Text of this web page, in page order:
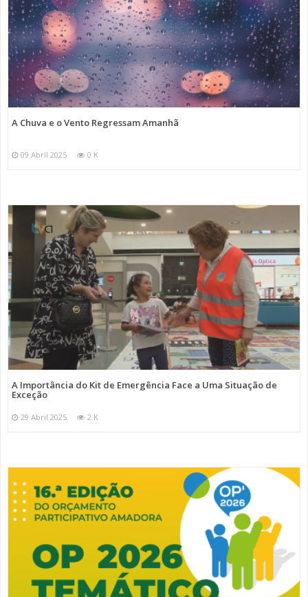
A Chuva e o Vento Regressam Amanhã
09 Abril 2025 0 K
A Importância do Kit de Emergência Face a Uma Situação de
Exceção
29 Abril 2025 2 K